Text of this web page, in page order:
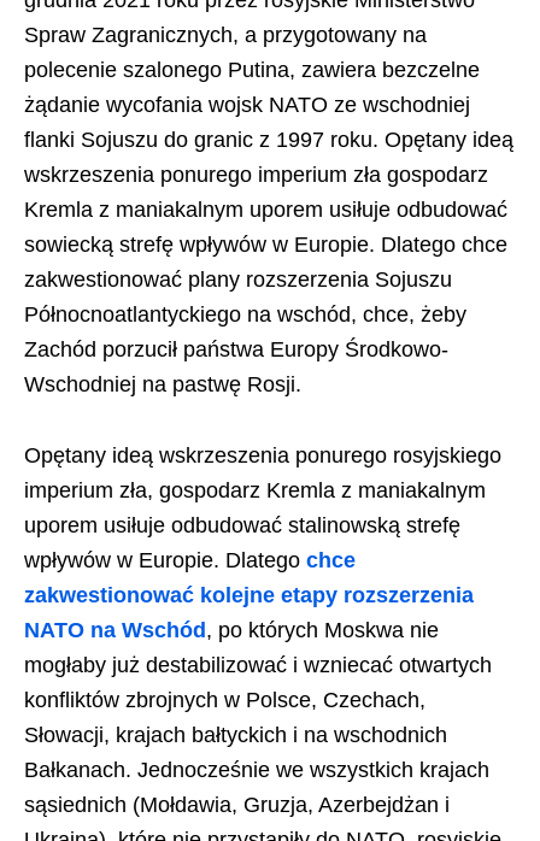
Spraw Zagranicznych, a przygotowany na
polecenie szalonego Putina, zawiera bezczelne
żądanie wycofania wojsk NATO ze wschodniej
flanki Sojuszu do granic z 1997 roku. Opętany ideą
wskrzeszenia ponurego imperium zła gospodarz
Kremla z maniakalnym uporem usiłuje odbudować
sowiecką strefę wpływów w Europie. Dlatego chce
zakwestionować plany rozszerzenia Sojuszu
Północnoatlantyckiego na wschód, chce, żeby
Zachód porzucił państwa Europy Środkowo-
Wschodniej na pastwę Rosji.
Opętany ideą wskrzeszenia ponurego rosyjskiego
imperium zła, gospodarz Kremla z maniakalnym
uporem usiłuje odbudować stalinowską strefę
wpływów w Europie. Dlatego chce
zakwestionować kolejne etapy rozszerzenia
NATO na Wschód, po których Moskwa nie
mogłaby już destabilizować i wzniecać otwartych
konfliktów zbrojnych w Polsce, Czechach,
Słowacji, krajach bałtyckich i na wschodnich
Bałkanach. Jednocześnie we wszystkich krajach
sąsiednich (Mołdawia, Gruzja, Azerbejdżan i